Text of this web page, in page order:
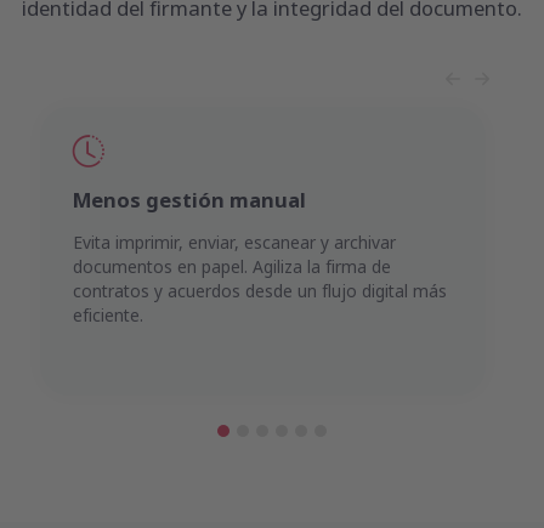
identidad del firmante y la integridad del documento.
Menos gestión manual
Evita imprimir, enviar, escanear y archivar
documentos en papel. Agiliza la firma de
contratos y acuerdos desde un flujo digital más
eficiente.